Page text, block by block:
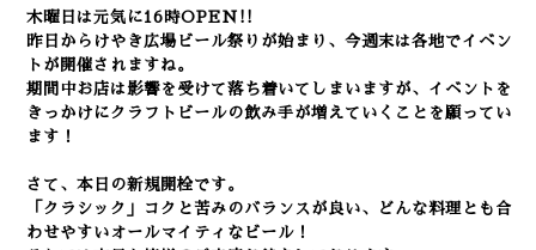
木曜日は元気に16時OPEN!!
昨日からけやき広場ビール祭りが始まり、今週末は各地でイベン
トが開催されますね。
期間中お店は影響を受けて落ち着いてしまいますが、イベントを
きっかけにクラフトビールの飲み手が増えていくことを願ってい
ます！
さて、本日の新規開栓です。
「クラシック」コクと苦みのバランスが良い、どんな料理とも合
わせやすいオールマイティなビール！